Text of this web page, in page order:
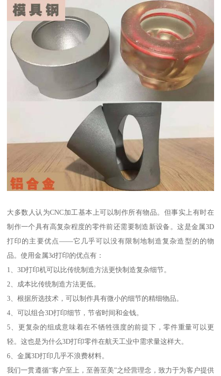
大多数人认为CNC加工基本上可以制作所有物品。但事实上有时在
制作一个具有高复杂程度的零件前还需要制造新设备。这是金属3D
打印的主要优点——它几乎可以没有限制地制造复杂造型的的物
品。使用金属3d打印的优点有：
1、3D打印机可以比传统制造方法更快制造复杂细节。
2、成本比传统制造方法更低。
3、根据所选技术，可以制作具有微小的细节的精细物品。
4、可以组合3D打印细节，节省时间和金钱。
5、更复杂的组成意味着在不牺牲强度的前提下，零件重量可以更
轻。这也是为什么3D打印零件在航天工业中需求量这样大。
6、金属3D打印几乎不浪费材料。
我们一贯遵循“客户至上，至善至美”之经营理念，致力于为客户提供